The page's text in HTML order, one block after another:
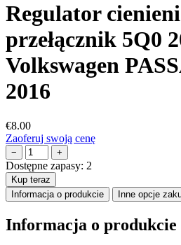
Regulator
przełącznik 5Q0
Volkswagen
2016
€8.00
Zaoferuj swoją cenę
− +
Dostępne zapasy: 2
Kup teraz
Informacja o produkcie
Inne opcje
Informacja o produkcie